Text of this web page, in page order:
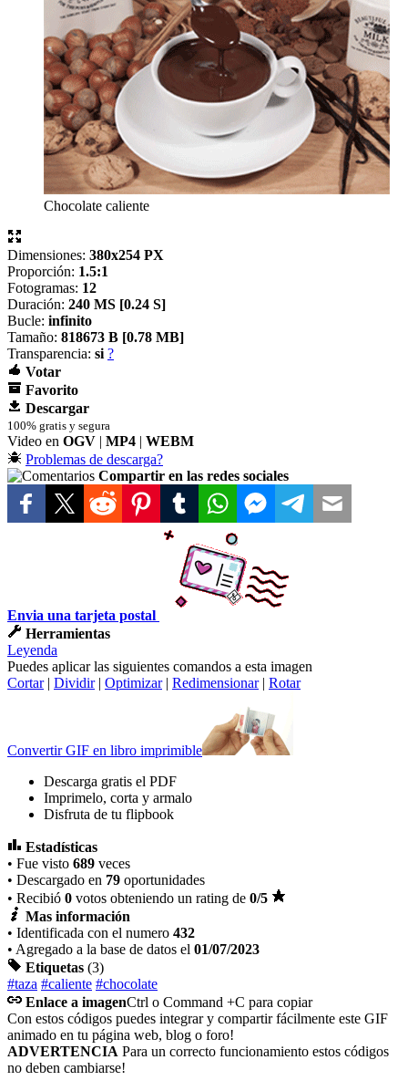
Chocolate caliente
Dimensiones: 380x254 PX
Proporción: 1.5:1
Fotogramas: 12
Duración: 240 MS [0.24 S]
Bucle: infinito
Tamaño: 818673 B [0.78 MB]
Transparencia: si ?
Votar
Favorito
Descargar
100% gratis y segura
Video en OGV | MP4 | WEBM
Problemas de descarga?
Compartir en las redes sociales
Envia una tarjeta postal
Herramientas
Leyenda
Puedes aplicar las siguientes comandos a esta imagen
Cortar| Dividir| Optimizar| Redimensionar| Rotar
Convertir GIF en libro imprimible
Descarga gratis el PDF
Imprimelo, corta y armalo
Disfruta de tu flipbook
Estadísticas
• Fue visto 689 veces
• Descargado en 79 oportunidades
• Recibió 0 votos obteniendo un rating de 0/5
Mas información
• Identificada con el numero 432
• Agregado a la base de datos el 01/07/2023
Etiquetas (3)
#taza #caliente #chocolate
Enlace a imagenCtrl o Command +C para copiar
Con estos códigos puedes integrar y compartir fácilmente este GIF
animado en tu página web, blog o foro!
ADVERTENCIA Para un correcto funcionamiento estos códigos
no deben cambiarse!